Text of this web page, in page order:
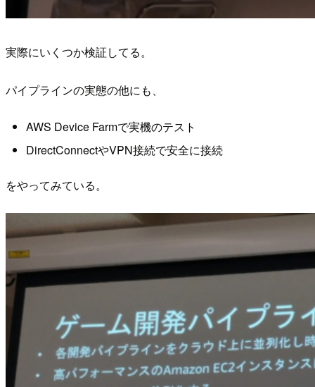
実際にいくつか検証してる。
パイプラインの実態の他にも、
AWS Device Farmで実機のテスト
DirectConnectやVPN接続で安全に接続
をやってみている。